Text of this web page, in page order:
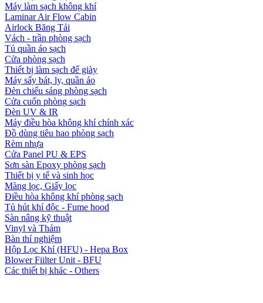
Máy làm sạch không khí
Laminar Air Flow Cabin
Airlock Băng Tải
Vách - trần phòng sạch
Tủ quần áo sạch
Cửa phòng sạch
Thiết bị làm sạch đế giày
Máy sấy bát, ly, quần áo
Đèn chiếu sáng phòng sạch
Cửa cuốn phòng sạch
Đèn UV & IR
Máy điều hòa không khí chính xác
Đồ dùng tiêu hao phòng sạch
Rèm nhựa
Cửa Panel PU & EPS
Sơn sàn Epoxy phòng sạch
Thiết bị y tế và sinh học
Màng lọc, Giấy lọc
Điều hòa không khí phòng sạch
Tủ hút khí độc - Fume hood
Sàn nâng kỹ thuật
Vinyl và Thảm
Bàn thí nghiệm
Hộp Lọc Khí (HFU) - Hepa Box
Blower Fiilter Unit - BFU
Các thiết bị khác - Others